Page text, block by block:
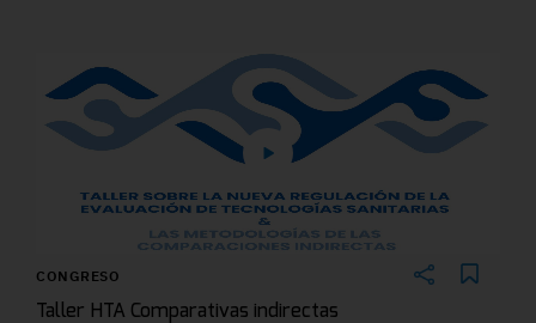
CONGRESO
Taller HTA Comparativas indirectas